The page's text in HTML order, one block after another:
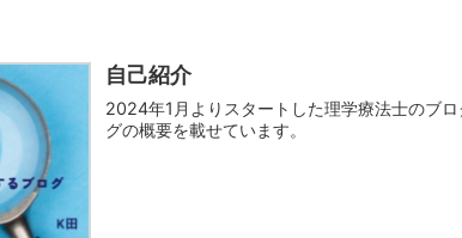
自己紹介
2024年1月よりスタートした理学療法士のブロ
グの概要を載せています。